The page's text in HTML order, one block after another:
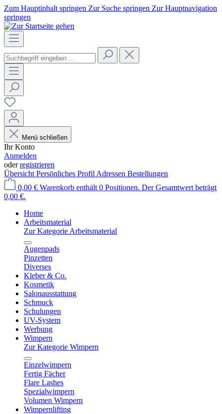
Zum Hauptinhalt springen Zur Suche springen Zur Hauptnavigation
springen
Menü schließen
Ihr Konto
Anmelden
oderregistrieren
Übersicht Persönliches Profil Adressen Bestellungen
0,00 € Warenkorb enthält 0 Positionen. Der Gesamtwert beträgt
0,00 €.
Home
Arbeitsmaterial
Zur Kategorie Arbeitsmaterial
Augenpads
Pinzetten
Diverses
Kleber & Co.
Kosmetik
Salonausstattung
Schmuck
Schulungen
UV-System
Werbung
Wimpern
Zur Kategorie Wimpern
Einzelwimpern
Fertig Fächer
Flare Lashes
Spezialwimpern
Volumen Wimpern
Wimpernlifting